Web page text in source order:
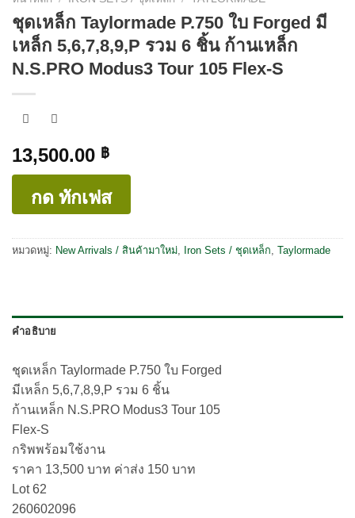
ชุดเหล็ก Taylormade P.750 ใบ Forged มี
เหล็ก 5,6,7,8,9,P รวม 6 ชิ้น ก้านเหล็ก
N.S.PRO Modus3 Tour 105 Flex-S
13,500.00 ฿
กด ทักเฟส
หมวดหมู่: New Arrivals / สินค้ามาใหม่ Iron Sets / ชุดเหล็ก Taylormade
คำอธิบาย
ชุดเหล็ก Taylormade P.750 ใบ Forged
มีเหล็ก 5,6,7,8,9,P รวม 6 ชิ้น
ก้านเหล็ก N.S.PRO Modus3 Tour 105
Flex-S
กริพพร้อมใช้งาน
ราคา 13,500 บาท ค่าส่ง 150 บาท
Lot 62
260602096